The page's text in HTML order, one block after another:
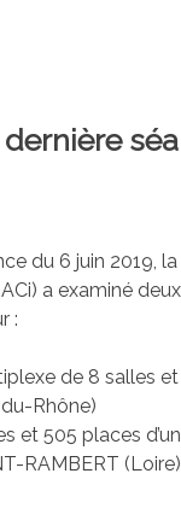
du 6 juin 2019,
a examiné
:
de 8 salles et
Rhône)
et 505 places
RAMBERT